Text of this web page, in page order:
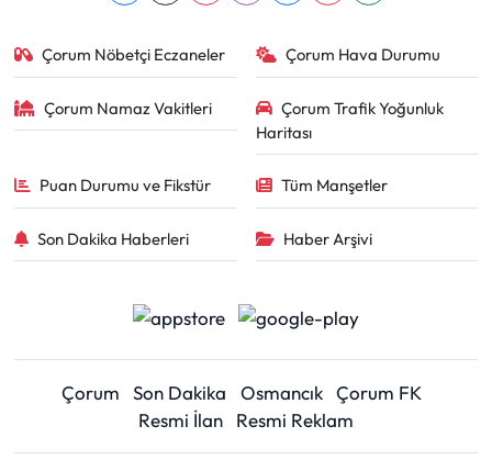
Çorum Nöbetçi Eczaneler Çorum Hava Durumu
Çorum Namaz Vakitleri
Çorum Trafik Yoğunluk
Haritası
Puan Durumu ve Fikstür Tüm Manşetler
Son Dakika Haberleri Haber Arşivi
Çorum Son Dakika Osmancık Çorum FK
Resmi İlan
Resmi Reklam